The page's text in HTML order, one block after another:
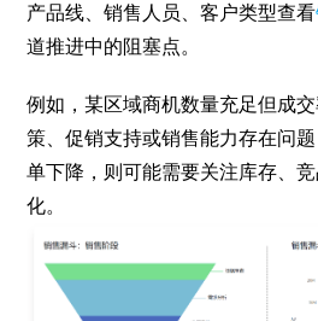
产品线、销售人员、客户类型查看
道推进中的阻塞点。
例如，某区域商机数量充足但成
策、促销支持或销售能力存在问
单下降，则可能需要关注库存、
化。